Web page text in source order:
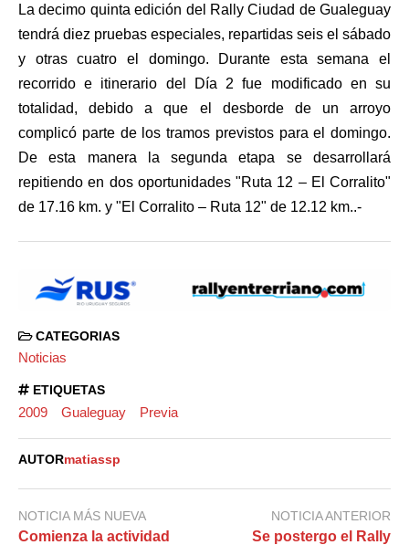
La decimo quinta edición del Rally Ciudad de Gualeguay
tendrá diez pruebas especiales, repartidas seis el sábado
y otras cuatro el domingo. Durante esta semana el
recorrido e itinerario del Día 2 fue modificado en su
totalidad, debido a que el desborde de un arroyo
complicó parte de los tramos previstos para el domingo.
De esta manera la segunda etapa se desarrollará
repitiendo en dos oportunidades "Ruta 12 – El Corralito"
de 17.16 km. y "El Corralito – Ruta 12" de 12.12 km..-
CATEGORIAS
Noticias
ETIQUETAS
2009 Gualeguay Previa
AUTORmatiassp
NOTICIA MÁS NUEVA
Comienza la actividad
NOTICIA ANTERIOR
Se postergo el Rally